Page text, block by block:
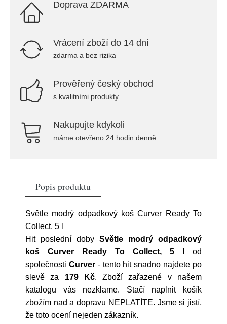
Doprava ZDARMA
Vrácení zboží do 14 dní
zdarma a bez rizika
Prověřený český obchod
s kvalitními produkty
Nakupujte kdykoli
máme otevřeno 24 hodin denně
Popis produktu
Světle modrý odpadkový koš Curver Ready To
Collect, 5 l
Hit poslední doby Světle modrý odpadkový
koš Curver Ready To Collect, 5 l
od
společnosti Curver- tento hit snadno najdete po
slevě za 179 Kč. Zboží zařazené v našem
katalogu vás nezklame. Stačí naplnit košík
zbožím nad a dopravu NEPLATÍTE. Jsme si jistí,
že toto ocení nejeden zákazník.